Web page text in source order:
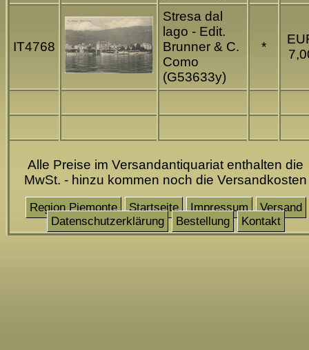
IT4768
Stresa dal
lago - Edit.
Brunner & C.
Como
(G53633y)
*
Alle Preise im Versandantiquariat enthalten die
MwSt. - hinzu kommen noch die Versandkosten
Region Piemonte Startseite Impressum
Versand
Datenschutzerklärung
Bestellung Kontakt